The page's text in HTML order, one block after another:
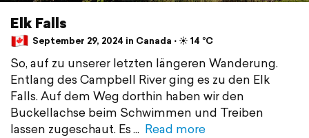
Elk Falls
September 29, 2024 in Canada ⋅ ☀️ 14 °C
So, auf zu unserer letzten längeren Wanderung.
Entlang des Campbell River ging es zu den Elk
Falls. Auf dem Weg dorthin haben wir den
Buckellachse beim Schwimmen und Treiben
lassen zugeschaut. Es
Read more